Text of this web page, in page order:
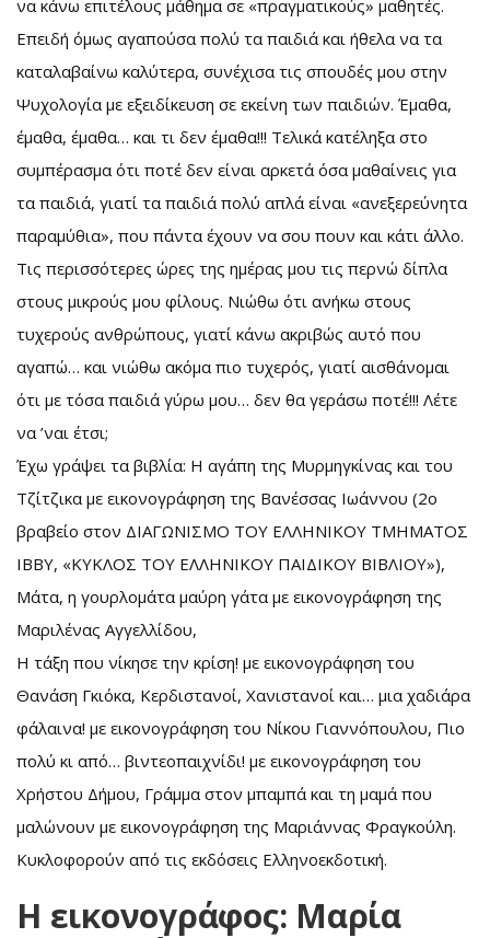
να κάνω επιτέλους μάθημα σε «πραγματικούς» μαθητές.
Επειδή όμως αγαπούσα πολύ τα παιδιά και ήθελα να τα
καταλαβαίνω καλύτερα, συνέχισα τις σπουδές μου στην
Ψυχολογία με εξειδίκευση σε εκείνη των παιδιών. Έμαθα,
έμαθα, έμαθα… και τι δεν έμαθα!!! Τελικά κατέληξα στο
συμπέρασμα ότι ποτέ δεν είναι αρκετά όσα μαθαίνεις για
τα παιδιά, γιατί τα παιδιά πολύ απλά είναι «ανεξερεύνητα
παραμύθια», που πάντα έχουν να σου πουν και κάτι άλλο.
Τις περισσότερες ώρες της ημέρας μου τις περνώ δίπλα
στους μικρούς μου φίλους. Νιώθω ότι ανήκω στους
τυχερούς ανθρώπους, γιατί κάνω ακριβώς αυτό που
αγαπώ… και νιώθω ακόμα πιο τυχερός, γιατί αισθάνομαι
ότι με τόσα παιδιά γύρω μου… δεν θα γεράσω ποτέ!!! Λέτε
να ’ναι έτσι;
Έχω γράψει τα βιβλία: Η αγάπη της Μυρμηγκίνας και του
Τζίτζικα με εικονογράφηση της Βανέσσας Ιωάννου (2o
βραβείο στον ΔΙΑΓΩΝΙΣΜΟ ΤΟΥ ΕΛΛΗΝΙΚΟΥ ΤΜΗΜΑΤΟΣ
ΙΒΒΥ, «ΚΥΚΛΟΣ ΤΟΥ ΕΛΛΗΝΙΚΟΥ ΠΑΙΔΙΚΟΥ ΒΙΒΛΙΟΥ»),
Μάτα, η γουρλομάτα μαύρη γάτα με εικονογράφηση της
Μαριλένας Αγγελλίδου,
Η τάξη που νίκησε την κρίση! με εικονογράφηση του
Θανάση Γκιόκα, Κερδιστανοί, Χανιστανοί και… μια χαδιάρα
φάλαινα! με εικονογράφηση του Νίκου Γιαννόπουλου, Πιο
πολύ κι από… βιντεοπαιχνίδι! με εικονογράφηση του
Χρήστου Δήμου, Γράμμα στον μπαμπά και τη μαμά που
μαλώνουν με εικονογράφηση της Μαριάννας Φραγκούλη.
Κυκλοφορούν από τις εκδόσεις Ελληνοεκδοτική.
Η εικονογράφος: Μαρία